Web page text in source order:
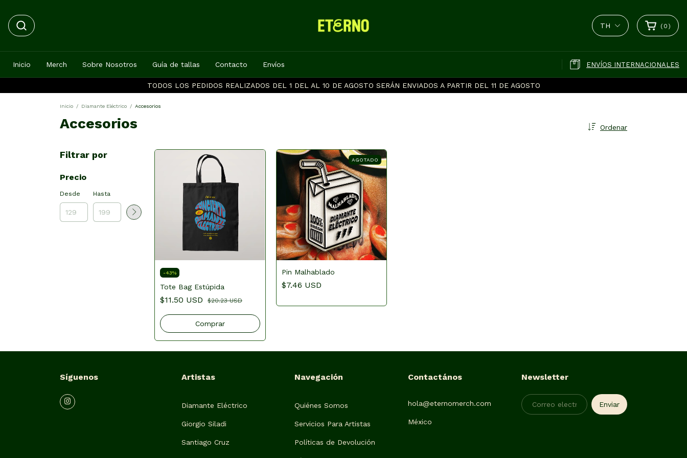
TODOS LOS PEDIDOS REALIZADOS DEL 1 DEL AL 10 DE AGOSTO SERÁN ENVIADOS A PARTIR DEL 11 DE AGOSTO
TH ( 0 )
Inicio Merch Sobre Nosotros Guía de tallas Contacto Envíos ENVÍOS INTERNACIONALES
Inicio / Diamante Eléctrico / Accesorios
Accesorios Ordenar
Filtrar por
Precio
Desde Hasta
-43%
Tote Bag Estúpida
$11.50 USD $20.23 USD
AGOTADO
Pin Malhablado
$7.46 USD
Síguenos Artistas
Diamante Eléctrico
Giorgio Siladi
Santiago Cruz
Navegación
Quiénes Somos
Servicios Para Artistas
Políticas de Devolución
Contactános
hola@eternomerch.com
México
Newsletter